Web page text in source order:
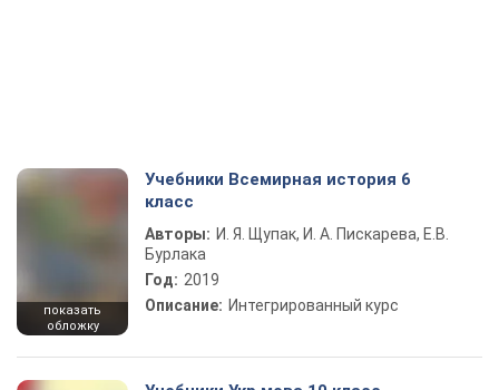
показать
обложку
Учебники Всемирная история 6
класс
Авторы: И. Я. Щупак, И. А. Пискарева, Е.В.
Бурлака
Год: 2019
Описание: Интегрированный курс